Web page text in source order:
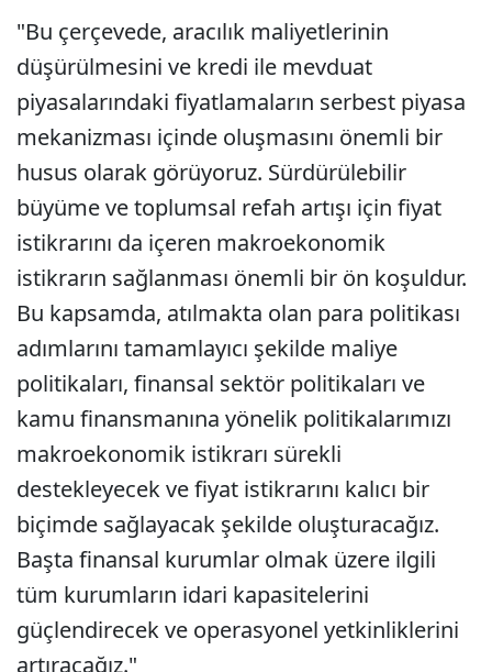
"Bu çerçevede, aracılık maliyetlerinin
düşürülmesini ve kredi ile mevduat
piyasalarındaki fiyatlamaların serbest piyasa
mekanizması içinde oluşmasını önemli bir
husus olarak görüyoruz. Sürdürülebilir
büyüme ve toplumsal refah artışı için fiyat
istikrarını da içeren makroekonomik
istikrarın sağlanması önemli bir ön koşuldur.
Bu kapsamda, atılmakta olan para politikası
adımlarını tamamlayıcı şekilde maliye
politikaları, finansal sektör politikaları ve
kamu finansmanına yönelik politikalarımızı
makroekonomik istikrarı sürekli
destekleyecek ve fiyat istikrarını kalıcı bir
biçimde sağlayacak şekilde oluşturacağız.
Başta finansal kurumlar olmak üzere ilgili
tüm kurumların idari kapasitelerini
güçlendirecek ve operasyonel yetkinliklerini
artıracağız."